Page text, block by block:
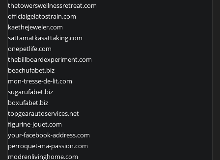
thetowerswellnessretreat.com
officialgelatostrain.com
kaethejeweler.com
sattamatkasattaking.com
onepetlife.com
thebillboardexperiment.com
beachufabet.biz
mon-tresse-de-lit.com
sugarufabet.biz
boxufabet.biz
topgearautoservices.net
figurine-jouet.com
your-facebook-address.com
perroquet-ma-passion.com
modrenlivinghome.com